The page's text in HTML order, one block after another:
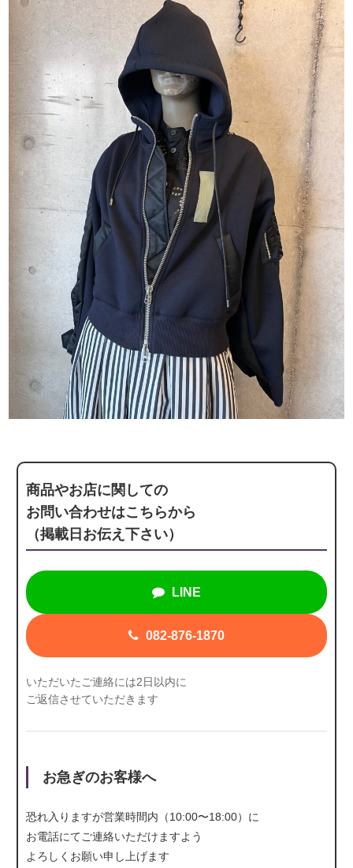
商品やお店に関しての
お問い合わせはこちらから
（掲載日お伝え下さい）
LINE
082-876-1870
いただいたご連絡には2日以内に
ご返信させていただきます
お急ぎのお客様へ
恐れ入りますが営業時間内（10:00〜18:00）に
お電話にてご連絡いただけますよう
よろしくお願い申し上げます